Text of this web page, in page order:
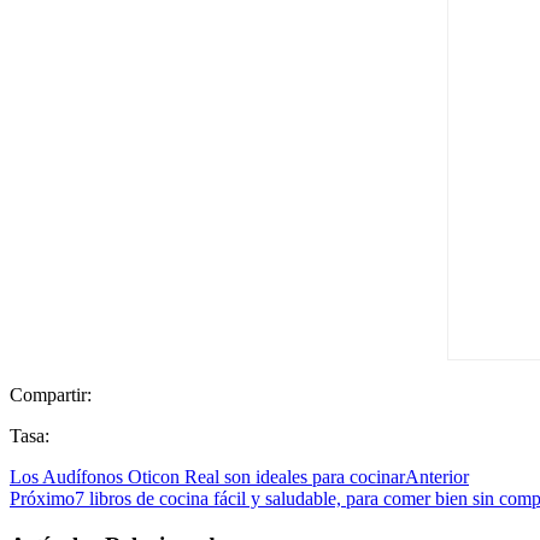
Compartir:
Tasa:
Los Audífonos Oticon Real son ideales para cocinarAnterior
Próximo7 libros de cocina fácil y saludable, para comer bien sin